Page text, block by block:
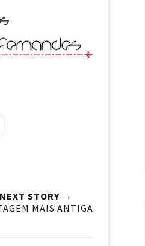
NEXT STORY →
MAIS ANTIGA